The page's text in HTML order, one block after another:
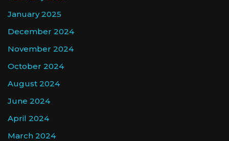
January 2025
December 2024
November 2024
October 2024
August 2024
June 2024
April 2024
March 2024